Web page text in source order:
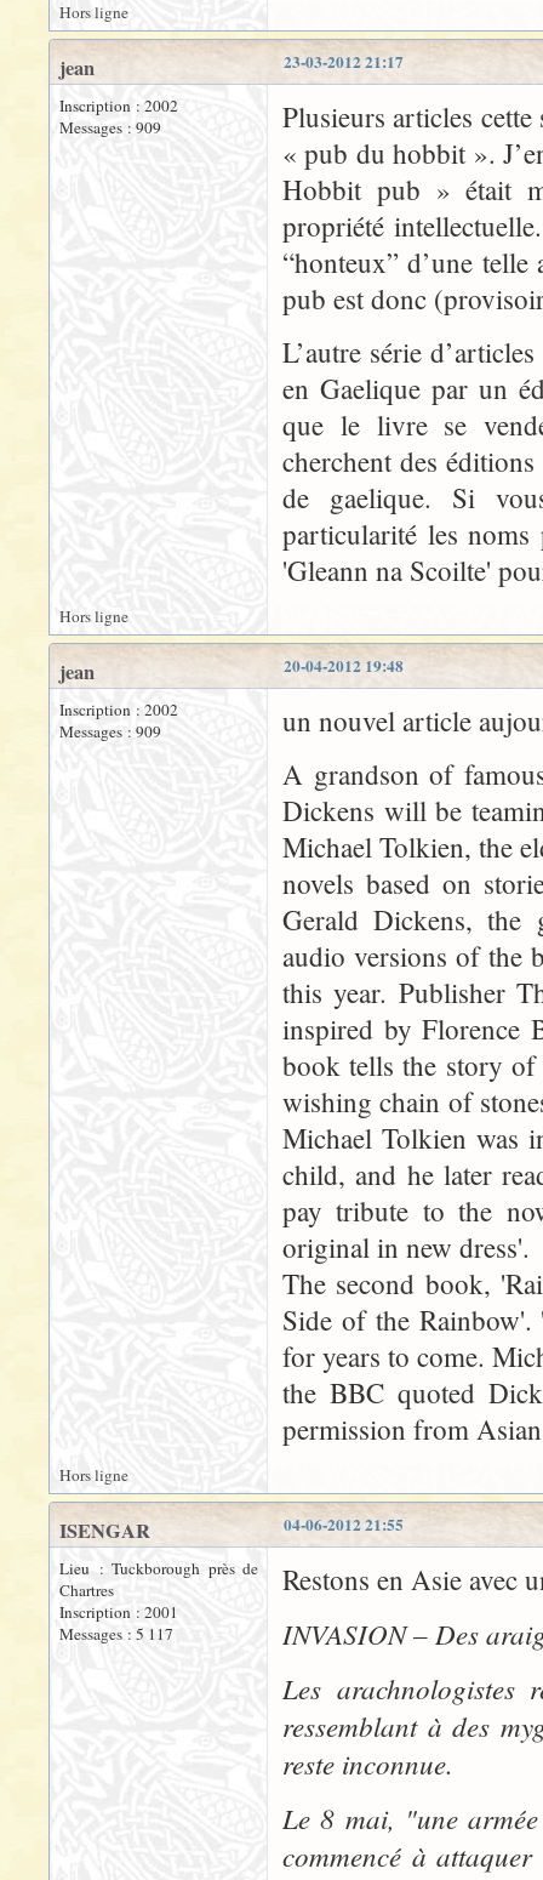
Hors ligne
23-03-2012 21:17
jean
Inscription : 2002
Messages : 909
Plusieurs articles
« pub du hobbit ».
Hobbit pub » était
propriété
“honteux” d’une
pub est donc
L’autre série
en Gaelique par un
que le livre se
cherchent des
de gaelique. Si
particularité les
'Gleann na Scoilte'
Hors ligne
20-04-2012 19:48
jean
Inscription : 2002
Messages : 909
un nouvel article
A grandson of
Dickens will be
Michael Tolkien, the
novels based on
Gerald Dickens, the
audio versions of the
this year. Publisher
inspired by Florence
book tells the story of
wishing chain of
Michael Tolkien was
child, and he later
pay tribute to the
original in new dress'.
The second book,
Side of the
for years to come.
the BBC quoted
permission from
Hors ligne
04-06-2012 21:55
ISENGAR
Lieu : Tuckborough près de
Chartres
Inscription : 2001
Messages : 5 117
Restons en Asie avec
INVASION – Des
Les arachnologistes
ressemblant à des
reste inconnue.
Le 8 mai, "une
commencé à